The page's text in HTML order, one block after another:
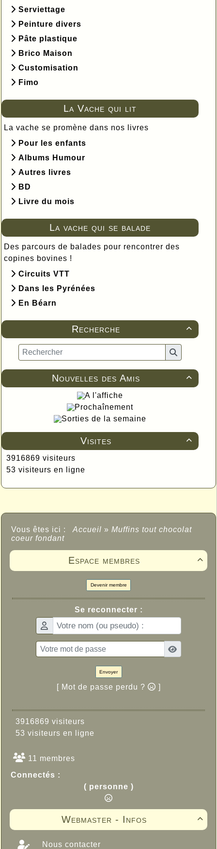
Serviettage
Peinture divers
Pâte plastique
Brico Maison
Customisation
Fimo
La Vache qui lit
La vache se promène dans nos livres
Pour les enfants
Albums Humour
Autres livres
BD
Livre du mois
La vache qui se balade
Des parcours de balades pour rencontrer des
copines bovines !
Circuits VTT
Dans les Pyrénées
En Béarn

Recherche

Nouvelles des Amis
A l'affiche
Prochaînement
Sorties de la semaine

Visites
3916869 visiteurs
53 visiteurs en ligne
Vous êtes ici : Accueil » Muffins tout chocolat
coeur fondant

Espace membres
Devenir membre
Se reconnecter :
Envoyer
[ Mot de passe perdu ? ]
3916869 visiteurs
53 visiteurs en ligne
11 membres
Connectés :
( personne )

Webmaster - Infos
Nous contacter